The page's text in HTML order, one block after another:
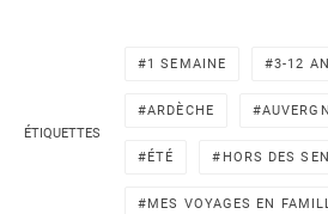
ÉTIQUETTES
1 SEMAINE 3-12
ARDÈCHE
ÉTÉ HORS DES
MES VOYAGES EN